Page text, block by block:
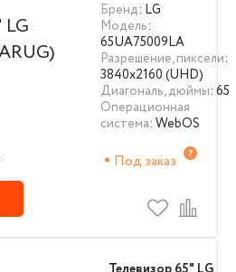
Бренд: LG
Модель:
65UA75009LA
Разрешение, пиксели:
3840х2160 (UHD)
Диагональ, дюймы: 65
Операционная
система: WebOS
Под заказ